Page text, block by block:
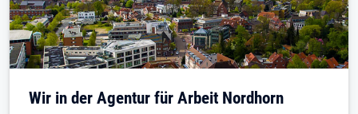
Wir in der Agentur für Arbeit Nordhorn